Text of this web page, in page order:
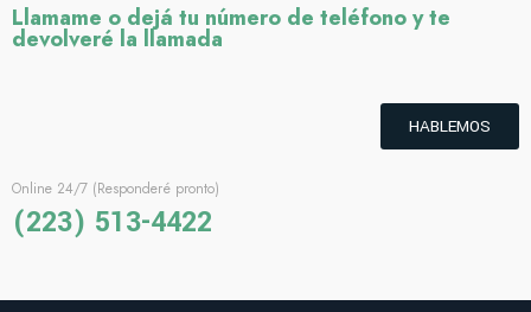
Llamame o dejá tu número de teléfono y te
devolveré la llamada
HABLEMOS
Online 24/7 (Responderé pronto)
(223) 513-4422